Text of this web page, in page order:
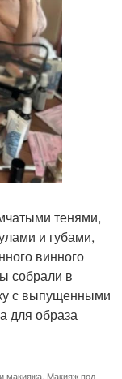
тенями,
и губами,
винного
собрали в
с выпущенными
для образа
макияжа Макияж под